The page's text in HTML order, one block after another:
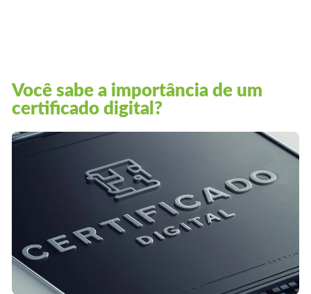
Você sabe a importância de um
certificado digital?